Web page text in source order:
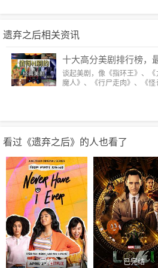
遗弃之后相关资讯
谈起美剧，像《指环王》、
魔人》、《行尸走肉》、《
看过《遗弃之后》的人也看了
完结 已完结